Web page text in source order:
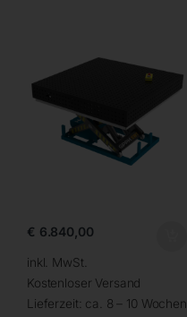
€ 6.840,00
inkl. MwSt.
Kostenloser Versand
Lieferzeit: ca. 8 – 10 Wochen